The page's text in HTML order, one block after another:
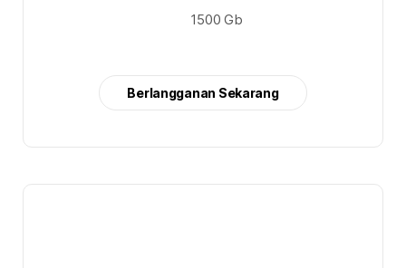
1500 Gb
Berlangganan Sekarang